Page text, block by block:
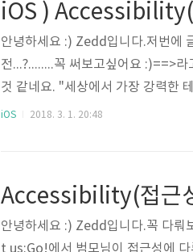
안녕하세요 :) Zedd입니다.저번에
전...?........꼭 써보고싶어요 :)==>
것 같네요. "세상에서 가장 강력한
미합니다." ㅎㅎ이걸 읽으면 뭔가..
iOS 2018. 3. 1. 20:48
Accessibility(접근
안녕하세요 :) Zedd입니다.꼭 다뤄
t us:Go!에서 범모님이 접근성에